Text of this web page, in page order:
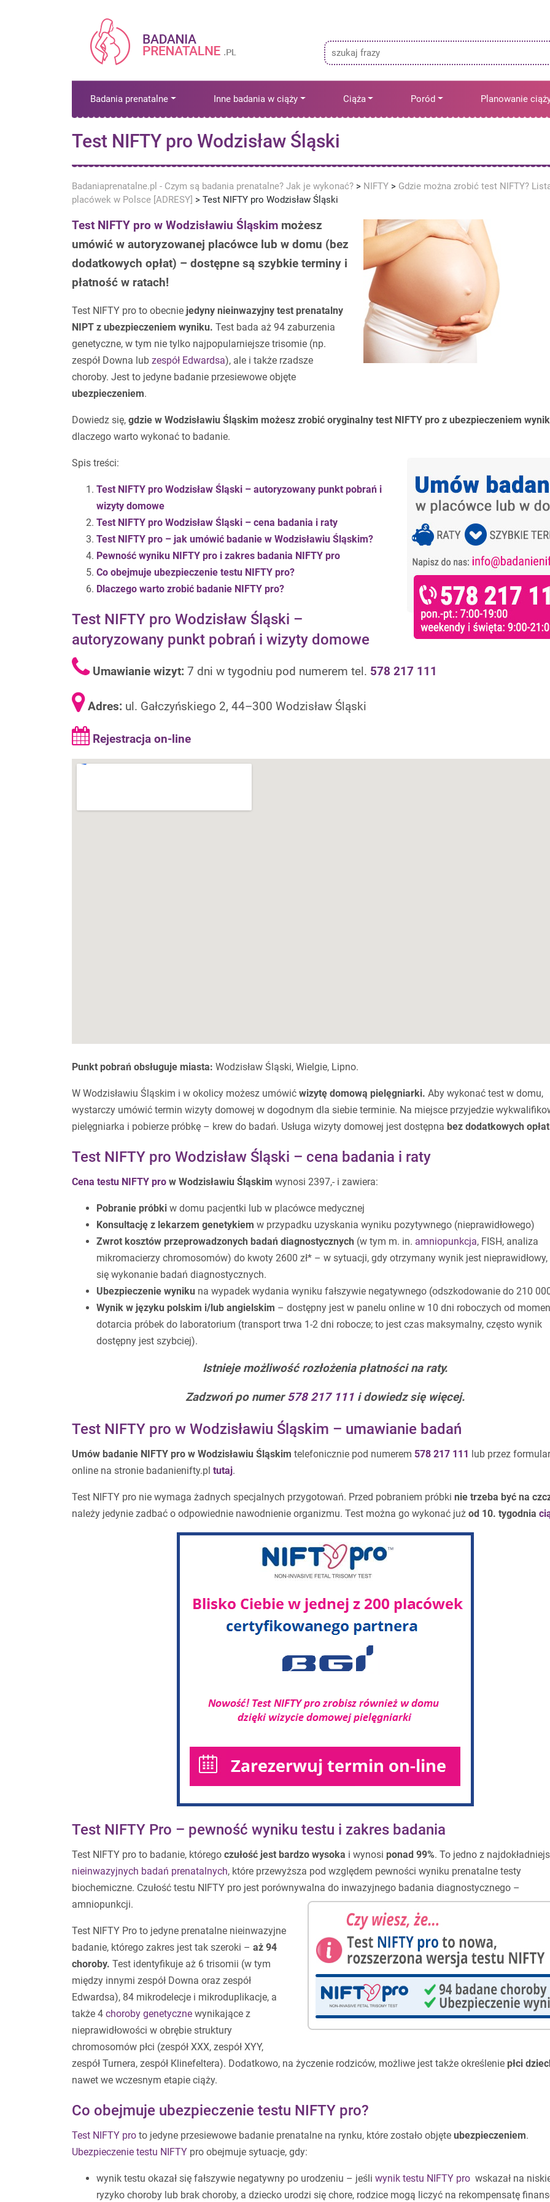
Badania prenatalne Inne badania w ciąży Ciąża Poród Planowanie
Test NIFTY pro Wodzisław Śląski
Badaniaprenatalne.pl - Czym są badania prenatalne? Jak je wykonać? > NIFTY > Gdzie można zrobić test NIFTY?
placówek w Polsce [ADRESY] > Test NIFTY pro Wodzisław Śląski
Test NIFTY pro w Wodzisławiu Śląskim możesz
umówić w autoryzowanej placówce lub w domu (bez
dodatkowych opłat) – dostępne są szybkie terminy i
płatność w ratach!
Test NIFTY pro to obecnie jedyny nieinwazyjny test prenatalny
NIPT z ubezpieczeniem wyniku. Test bada aż 94 zaburzenia
genetyczne, w tym nie tylko najpopularniejsze trisomie (np.
zespół Downa lub zespół Edwardsa), ale i także rzadsze
choroby. Jest to jedyne badanie przesiewowe objęte
ubezpieczeniem.
Dowiedz się, gdzie w Wodzisławiu Śląskim możesz zrobić oryginalny test NIFTY pro z ubezpieczeniem
dlaczego warto wykonać to badanie.
Spis treści:
Test NIFTY pro Wodzisław Śląski – autoryzowany punkt pobrań i
wizyty domowe
Test NIFTY pro Wodzisław Śląski – cena badania i raty
Test NIFTY pro – jak umówić badanie w Wodzisławiu Śląskim?
Pewność wyniku NIFTY pro i zakres badania NIFTY pro
Co obejmuje ubezpieczenie testu NIFTY pro?
Dlaczego warto zrobić badanie NIFTY pro?
Test NIFTY pro Wodzisław Śląski –
autoryzowany punkt pobrań i wizyty domowe
Umawianie wizyt: 7 dni w tygodniu pod numerem tel. 578 217 111
Adres: ul. Gałczyńskiego 2, 44–300 Wodzisław Śląski
Rejestracja on-line
Punkt pobrań obsługuje miasta: Wodzisław Śląski, Wielgie, Lipno.
W Wodzisławiu Śląskim i w okolicy możesz umówić wizytę domową pielęgniarki. Aby wykonać test w domu,
wystarczy umówić termin wizyty domowej w dogodnym dla siebie terminie. Na miejsce przyjedzie
pielęgniarka i pobierze próbkę – krew do badań. Usługa wizyty domowej jest dostępna bez dodatkowych opłat
Test NIFTY pro Wodzisław Śląski – cena badania i raty
Cena testu NIFTY pro w Wodzisławiu Śląskim wynosi 2397,- i zawiera:
Pobranie próbki w domu pacjentki lub w placówce medycznej
Konsultację z lekarzem genetykiem w przypadku uzyskania wyniku pozytywnego (nieprawidłowego)
Zwrot kosztów przeprowadzonych badań diagnostycznych (w tym m. in. amniopunkcja, FISH, analiza
mikromacierzy chromosomów) do kwoty 2600 zł* – w sytuacji, gdy otrzymany wynik jest nieprawidłowy,
się wykonanie badań diagnostycznych.
Ubezpieczenie wyniku na wypadek wydania wyniku fałszywie negatywnego (odszkodowanie do 210
Wynik w języku polskim i/lub angielskim – dostępny jest w panelu online w 10 dni roboczych od
dotarcia próbek do laboratorium (transport trwa 1-2 dni robocze; to jest czas maksymalny, często wynik
dostępny jest szybciej).
Istnieje możliwość rozłożenia płatności na raty.
Zadzwoń po numer578 217 111 i dowiedz się więcej.
Test NIFTY pro w Wodzisławiu Śląskim – umawianie badań
Umów badanie NIFTY pro w Wodzisławiu Śląskim telefonicznie pod numerem 578 217 111 lub przez
online na stronie badanienifty.pl tutaj.
Test NIFTY pro nie wymaga żadnych specjalnych przygotowań. Przed pobraniem próbki nie trzeba być na
należy jedynie zadbać o odpowiednie nawodnienie organizmu. Test można go wykonać już od 10. tygodnia
Test NIFTY Pro – pewność wyniku testu i zakres badania
Test NIFTY pro to badanie, którego czułość jest bardzo wysoka i wynosi ponad 99%. To jedno z
nieinwazyjnych badań prenatalnych, które przewyższa pod względem pewności wyniku prenatalne testy
biochemiczne. Czułość testu NIFTY pro jest porównywalna do inwazyjnego badania diagnostycznego –
amniopunkcji.
Test NIFTY Pro to jedyne prenatalne nieinwazyjne
badanie, którego zakres jest tak szeroki – aż 94
choroby. Test identyfikuje aż 6 trisomii (w tym
między innymi zespół Downa oraz zespół
Edwardsa), 84 mikrodelecje i mikroduplikacje, a
także 4 choroby genetyczne wynikające z
nieprawidłowości w obrębie struktury
chromosomów płci (zespół XXX, zespół XYY,
zespół Turnera, zespół Klinefeltera). Dodatkowo, na życzenie rodziców, możliwe jest także określenie płci
nawet we wczesnym etapie ciąży.
Co obejmuje ubezpieczenie testu NIFTY pro?
Test NIFTY pro to jedyne przesiewowe badanie prenatalne na rynku, które zostało objęte ubezpieczeniem.
Ubezpieczenie testu NIFTY pro obejmuje sytuacje, gdy:
wynik testu okazał się fałszywie negatywny po urodzeniu – jeśli wynik testu NIFTY pro wskazał na
ryzyko choroby lub brak choroby, a dziecko urodzi się chore, rodzice mogą liczyć na rekompensatę